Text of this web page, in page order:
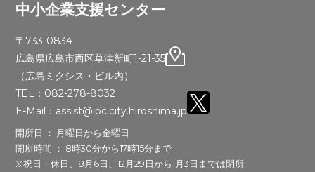
中小企業支援センター
〒733-0834
広島県広島市西区草津新町1-21-35
（広島ミクシス・ビル内）
TEL：082-278-8032
E-Mail：assist@ipc.city.hiroshima.jp
開所日 ： 月曜日から金曜日
開所時間 ： 8時30分から17時15分まで
※祝日・休日、8月6日、12月29日から1月3日までは閉所